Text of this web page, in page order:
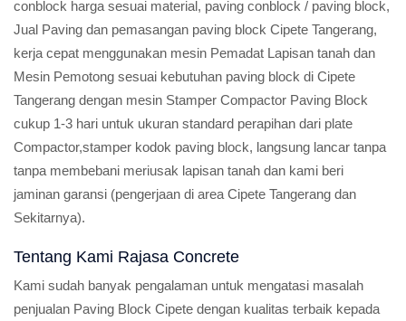
conblock harga sesuai material, paving conblock / paving block,
Jual Paving dan pemasangan paving block Cipete Tangerang,
kerja cepat menggunakan mesin Pemadat Lapisan tanah dan
Mesin Pemotong sesuai kebutuhan paving block di Cipete
Tangerang dengan mesin Stamper Compactor Paving Block
cukup 1-3 hari untuk ukuran standard perapihan dari plate
Compactor,stamper kodok paving block, langsung lancar tanpa
tanpa membebani meriusak lapisan tanah dan kami beri
jaminan garansi (pengerjaan di area Cipete Tangerang dan
Sekitarnya).
Tentang Kami Rajasa Concrete
Kami sudah banyak pengalaman untuk mengatasi masalah
penjualan Paving Block Cipete dengan kualitas terbaik kepada